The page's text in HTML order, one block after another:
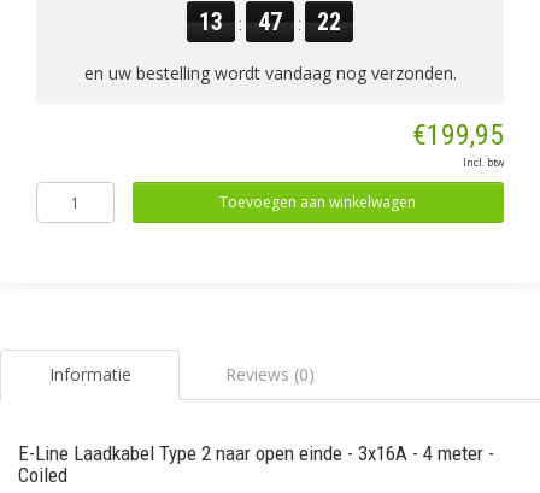
13 : 47 : 22
en uw bestelling wordt vandaag nog verzonden.
€199,95
Incl. btw
Toevoegen aan winkelwagen
Informatie Reviews (0)
E-Line Laadkabel Type 2 naar open einde - 3x16A - 4 meter -
Coiled